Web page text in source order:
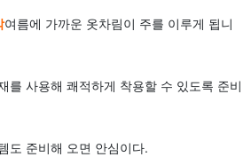
여름에 가까운 옷차림이 주를 이루게 됩니
를 사용해 쾌적하게 착용할 수 있도록 준비
도 준비해 오면 안심이다.